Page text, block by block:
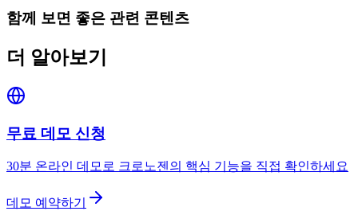
함께 보면 좋은 관련 콘텐츠
더 알아보기
무료 데모 신청
30분 온라인 데모로 크로노젠의 핵심 기능을 직접 확인하세요
데모 예약하기